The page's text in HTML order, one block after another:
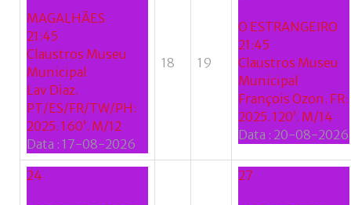
MAGALHÃES
21:45
Claustros Museu
Municipal
Lav Diaz.
PT/ES/FR/TW/PH:
2025. 160’. M/12
Data : 17-08-2026
18 19
O ESTRANGEIRO
21:45
Claustros Museu
Municipal
François Ozon. FR:
2025. 120’. M/14
Data : 20-08-2026
24 27